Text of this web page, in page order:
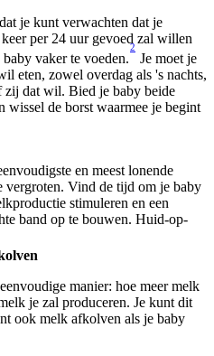
je kunt verwachten dat je
per 24 uur gevoed zal willen
vaker te voeden.
2
Je moet je
eten, zowel overdag als 's nachts,
zij dat wil. Bied je baby beide
wissel de borst waarmee je begint
en meest lonende
vergroten. Vind de tijd om je baby
stimuleren en een
band op te bouwen. Huid-op-
manier: hoe meer melk
je zal produceren. Je kunt dit
ook melk afkolven als je baby